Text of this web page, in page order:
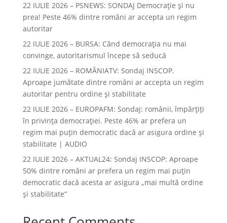
22 IULIE 2026 – PSNEWS: SONDAJ Democrație și nu
prea! Peste 46% dintre români ar accepta un regim
autoritar
22 IULIE 2026 – BURSA: Când democraţia nu mai
convinge, autoritarismul începe să seducă
22 IULIE 2026 – ROMÂNIATV: Sondaj INSCOP.
Aproape jumătate dintre români ar accepta un regim
autoritar pentru ordine și stabilitate
22 IULIE 2026 – EUROPAFM: Sondaj: românii, împărțiți
în privința democrației. Peste 46% ar prefera un
regim mai puțin democratic dacă ar asigura ordine și
stabilitate | AUDIO
22 IULIE 2026 – AKTUAL24: Sondaj INSCOP: Aproape
50% dintre români ar prefera un regim mai puțin
democratic dacă acesta ar asigura „mai multă ordine
și stabilitate”